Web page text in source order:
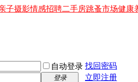
子摄影情感招聘二手房跳蚤市场健康
自动登录 找回密码
登录
立即注册